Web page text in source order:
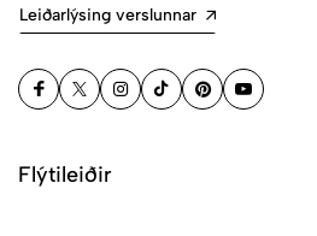
Leiðarlýsing verslunnar
Flýtileiðir